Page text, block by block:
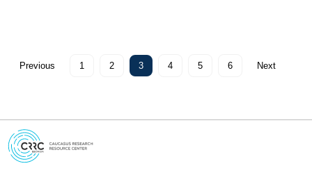
Previous 1 2 3 4 5 6 Next